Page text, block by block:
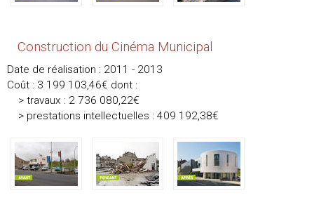
Construction du Cinéma Municipal
Date de réalisation : 2011 - 2013
Coût : 3 199 103,46€ dont :
> travaux : 2 736 080,22€
> prestations intellectuelles : 409 192,38€